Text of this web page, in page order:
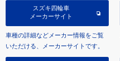
スズキ四輪車
メーカーサイト
車種の詳細などメーカー情報をご覧
いただける、メーカーサイトです。